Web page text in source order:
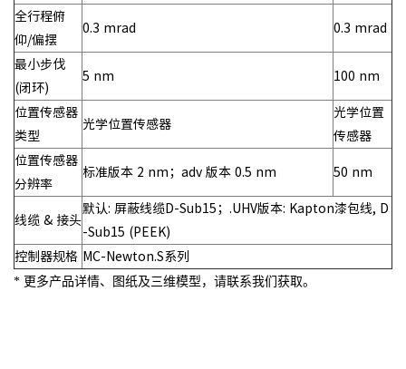
全行程俯
仰/偏摆
0.3 mrad 0.3 mrad
最小步伐
(闭环)
5 nm 100 nm
位置传感器
类型
光学位置传感器
光学位置
传感器
位置传感器
分辨率
标准版本 2 nm；adv 版本 0.5 nm 50 nm
线缆 & 接头
默认: 屏蔽线缆D-Sub15；.UHV版本: Kapton漆包线, D
-Sub15 (PEEK)
控制器规格 MC-Newton.S系列
* 更多产品详情、图纸及三维模型，请联系我们获取。